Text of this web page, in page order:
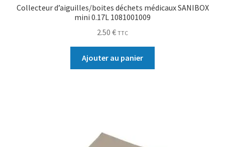
Collecteur d’aiguilles/boites déchets médicaux SANIBOX
mini 0.17L 1081001009
2.50 € TTC
Ajouter au panier